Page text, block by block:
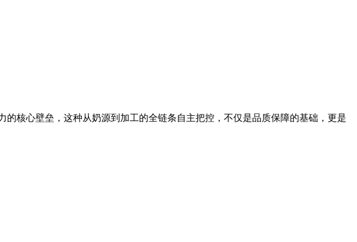
的核心壁垒，这种从奶源到加工的全链条自主把控，不仅是品质保障的基础，更是